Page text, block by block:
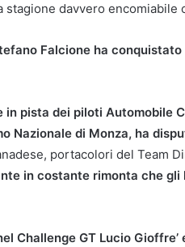
stagione davvero
Falcione ha
in pista dei piloti Automobile
Nazionale di Monza, ha
portacolori del Team
in costante rimonta che gli
Challenge GT Lucio